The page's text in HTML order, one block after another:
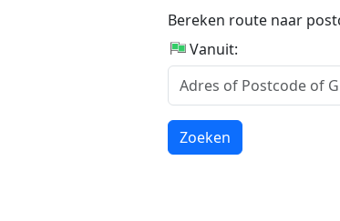
Bereken route naar
Vanuit:
Laden...
Zoeken